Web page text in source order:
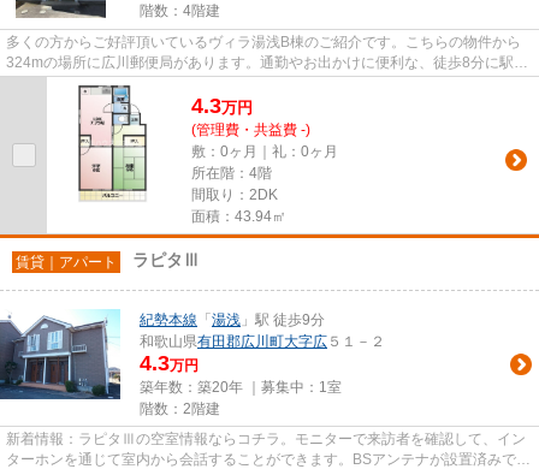
階数：4階建
多くの方からご好評頂いているヴィラ湯浅B棟のご紹介です。こちらの物件から
324mの場所に広川郵便局があります。通勤やお出かけに便利な、徒歩8分に駅の
ある物件です。こちらの物件は...
4.3万円
(管理費・共益費 -)
敷：0ヶ月｜礼：0ヶ月
所在階：4階
間取り：2DK
面積：43.94㎡
賃貸｜アパート ラピタⅢ
紀勢本線 「 湯浅 」駅 徒歩9分
和歌山県有田郡広川町大字広 ５１－２
4.3万円
築年数：築20年 ｜募集中： 1室
階数：2階建
新着情報：ラピタⅢの空室情報ならコチラ。モニターで来訪者を確認して、イン
ターホンを通じて室内から会話することができます。BSアンテナが設置済みで、